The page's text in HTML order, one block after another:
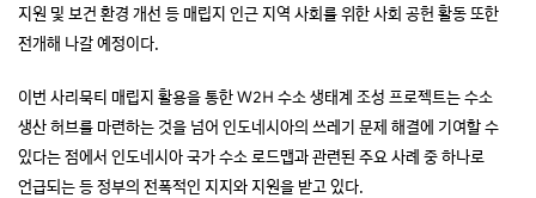
지원 및 보건 환경 개선 등 매립지 인근 지역 사회를 위한 사회 공헌 활동 또한
전개해 나갈 예정이다.
이번 사리묵티 매립지 활용을 통한 W2H 수소 생태계 조성 프로젝트는 수소
생산 허브를 마련하는 것을 넘어 인도네시아의 쓰레기 문제 해결에 기여할 수
있다는 점에서 인도네시아 국가 수소 로드맵과 관련된 주요 사례 중 하나로
언급되는 등 정부의 전폭적인 지지와 지원을 받고 있다.